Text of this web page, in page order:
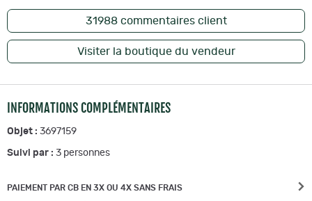
31988commentaires client
Visiter la boutique du vendeur
INFORMATIONS COMPLÉMENTAIRES
Objet : 3697159
Suivi par : 3 personnes
PAIEMENT PAR CB EN 3X OU 4X SANS FRAIS